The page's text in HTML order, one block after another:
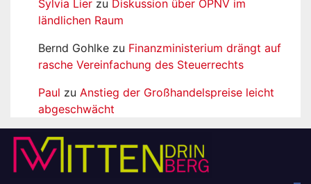
Sylvia Lier zu Diskussion über ÖPNV im
ländlichen Raum
Bernd Gohlke zu Finanzministerium drängt auf
rasche Vereinfachung des Steuerrechts
Paul zu Anstieg der Großhandelspreise leicht
abgeschwächt